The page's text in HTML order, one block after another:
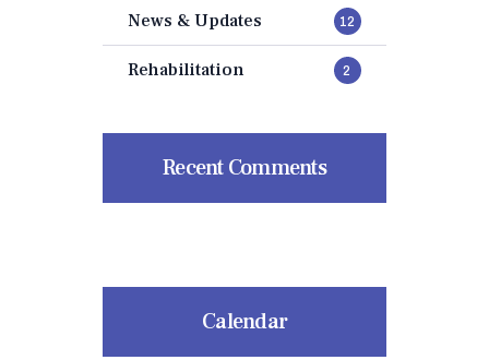
News & Updates 12
Rehabilitation 2
Recent Comments
Calendar